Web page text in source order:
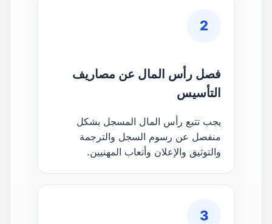
2
فصل رأس المال عن مصاريف
التأسيس
يجب تتبع رأس المال المسجل بشكل
منفصل عن رسوم السجل والترجمة
والتوثيق والإعلان وأتعاب المهنيين.
3